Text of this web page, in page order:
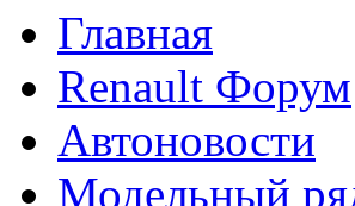
Главная
Renault Форум
Автоновости
Модельный